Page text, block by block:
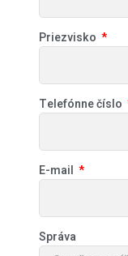
Priezvisko
Telefónne číslo
E-mail
Správa